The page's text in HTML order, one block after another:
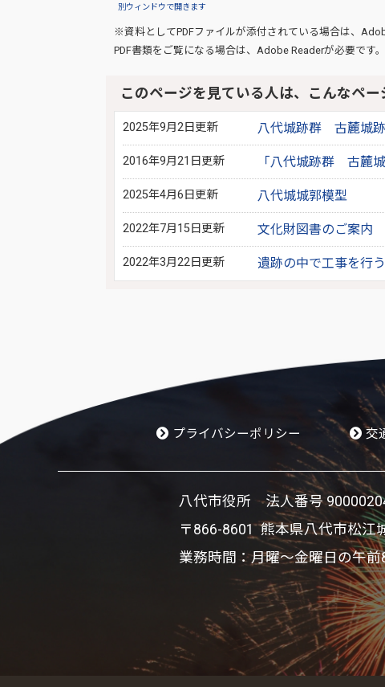
別ウィンドウで開きます
※資料としてPDFファイルが添付されている場合は、
PDF書類をご覧になる場合は、 Adobe Readerが必要です
このページを見ている人は、こんなペー
2025年9月2日更新 八代城跡群 古麓城
2016年9月21日更新 「八代城跡群 古麓
2025年4月6日更新 八代城城郭模型
2022年7月15日更新 文化財図書のご案内
2022年3月22日更新 遺跡の中で工事を行
プライバシーポリシー 交
八代市役所 法人番号
〒866-8601 熊本県八代市松江
業務時間：月曜～金曜日の午